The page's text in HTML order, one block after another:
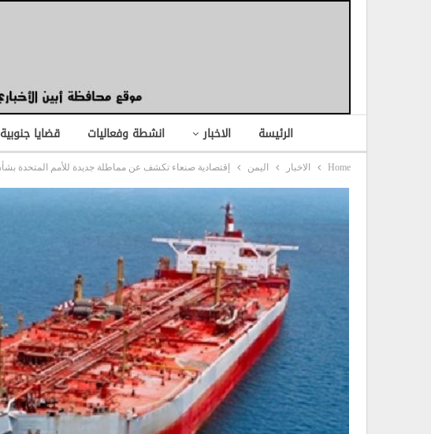
الرئيسة الاخبار انشطة وفعاليات قضايا جنوبية
Home الاخبار اليمن إقتصادية صنعاء تكشف عن مماطلة جديدة للأمم المتحدة